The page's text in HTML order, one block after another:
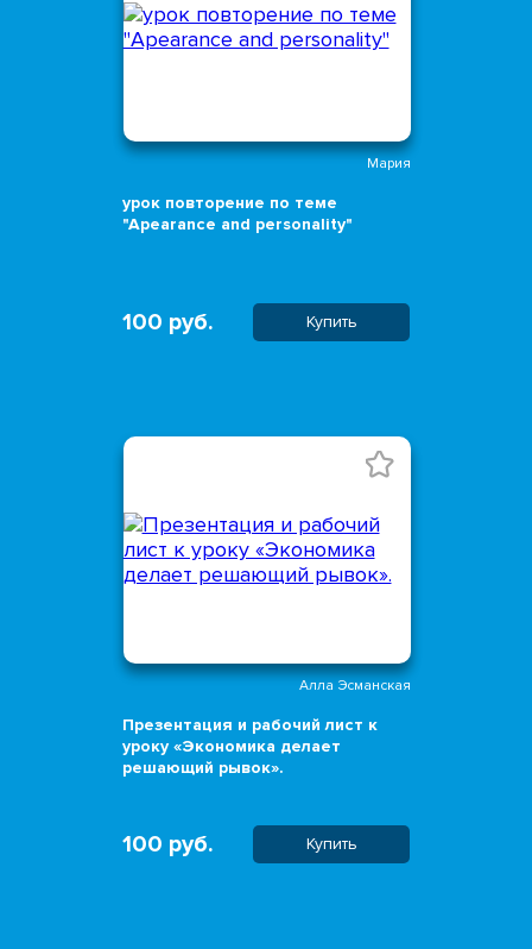
Мария
урок повторение по теме
"Apearance and personality"
100 руб. Купить
Алла Эсманская
Презентация и рабочий лист к
уроку «Экономика делает
решающий рывок».
100 руб. Купить